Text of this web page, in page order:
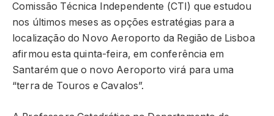
Comissão Técnica Independente (CTI) que estudou
nos últimos meses as opções estratégias para a
localização do Novo Aeroporto da Região de Lisboa
afirmou esta quinta-feira, em conferência em
Santarém que o novo Aeroporto virá para uma
“terra de Touros e Cavalos”.